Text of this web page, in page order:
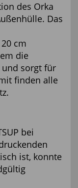
des Orka
Das
cm
die
und sorgt für
finden alle
bei
ist, konnte